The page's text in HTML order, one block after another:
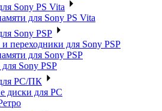
Sony PS Vita
для Sony PS Vita
Sony PSP
переходники для Sony PSP
для Sony PSP
Sony PSP
PC/ПК
диски для PC